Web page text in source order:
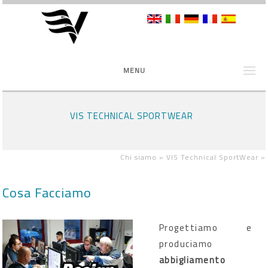
MENU
VIS TECHNICAL SPORTWEAR
Chi siamo » VIS Technical SportWear »
Cosa Facciamo
Progettiamo e
produciamo
abbigliamento